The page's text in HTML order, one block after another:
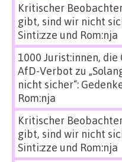
Kritischer
gibt, sind wir nicht
Sinti:zze und Rom:nja
1000 Jurist:innen, die
AfD-Verbot zu
nicht sicher“:
Rom:nja
Kritischer
gibt, sind wir nicht
Sinti:zze und Rom:nja